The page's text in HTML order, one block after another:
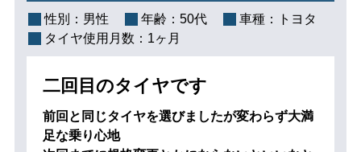
性別： 男性 年齢： 50代 車種：
トヨタ
タイヤ使用月数： 1ヶ月
二回目のタイヤです
前回と同じタイヤを選びましたが変わらず大満
足な乗り心地